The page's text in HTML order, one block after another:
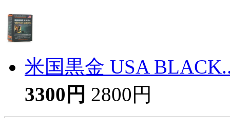
米国黒金 USA
3300円 2800円